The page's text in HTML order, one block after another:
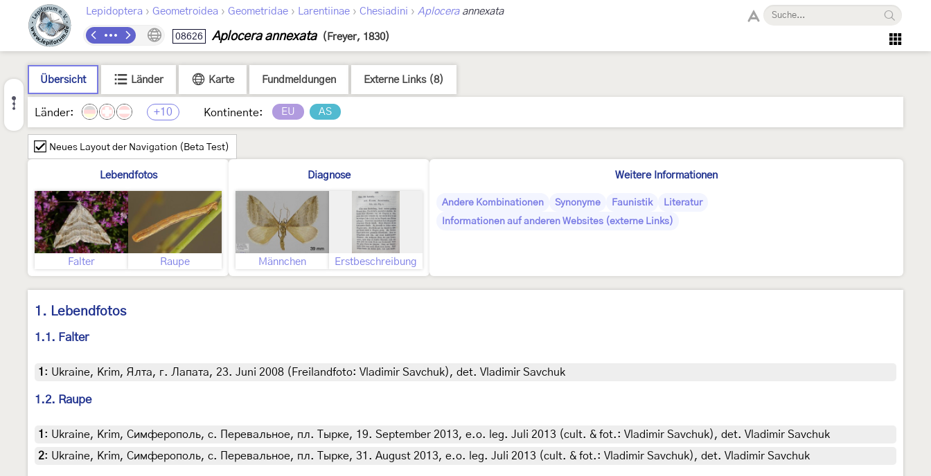
Lepidoptera › Geometroidea › Geometridae › Larentiinae › Chesiadini › Aploceraannexata
08626 Aplocera annexata (Freyer, 1830)
Übersicht Länder Karte Fundmeldungen Externe Links (8)
Länder: +10 Kontinente: EU AS
Neues Layout der Navigation (Beta Test)
Lebendfotos
Falter Raupe
Diagnose
Männchen Erstbeschreibung
Weitere Informationen
Andere Kombinationen Synonyme Faunistik
Literatur
Informationen auf anderen Websites (externe Links)
1. Lebendfotos
1.1. Falter
1 : Ukraine, Krim, Ялта, г. Лапата, 23. Juni 2008 (Freilandfoto: Vladimir Savchuk), det. Vladimir Savchuk
1.2. Raupe
1 : Ukraine, Krim, Симферополь, с. Перевальное, пл. Тырке, 19. September 2013, e.o. leg. Juli 2013 (cult. & fot.: Vladimir Savchuk), det. Vladimir Savchuk
2: Ukraine, Krim, Симферополь, с. Перевальное, пл. Тырке, 31. August 2013, e.o. leg. Juli 2013 (cult. & fot.: Vladimir Savchuk), det. Vladimir Savchuk